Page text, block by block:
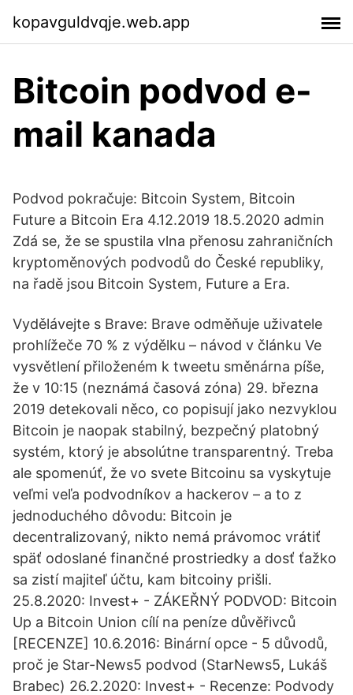
kopavguldvqje.web.app
Bitcoin podvod e-
mail kanada
Podvod pokračuje: Bitcoin System, Bitcoin
Future a Bitcoin Era 4.12.2019 18.5.2020 admin
Zdá se, že se spustila vlna přenosu zahraničních
kryptoměnových podvodů do České republiky,
na řadě jsou Bitcoin System, Future a Era.
Vydělávejte s Brave: Brave odměňuje uživatele
prohlížeče 70 % z výdělku – návod v článku Ve
vysvětlení přiloženém k tweetu směnárna píše,
že v 10:15 (neznámá časová zóna) 29. března
2019 detekovali něco, co popisují jako nezvyklou
Bitcoin je naopak stabilný, bezpečný platobný
systém, ktorý je absolútne transparentný. Treba
ale spomenúť, že vo svete Bitcoinu sa vyskytuje
veľmi veľa podvodníkov a hackerov – a to z
jednoduchého dôvodu: Bitcoin je
decentralizovaný, nikto nemá právomoc vrátiť
späť odoslané finančné prostriedky a dosť ťažko
sa zistí majiteľ účtu, kam bitcoiny prišli.
25.8.2020: Invest+ - ZÁKEŘNÝ PODVOD: Bitcoin
Up a Bitcoin Union cílí na peníze důvěřivců
[RECENZE] 10.6.2016: Binární opce - 5 důvodů,
proč je Star-News5 podvod (StarNews5, Lukáš
Brabec) 26.2.2020: Invest+ - Recenze: Podvody